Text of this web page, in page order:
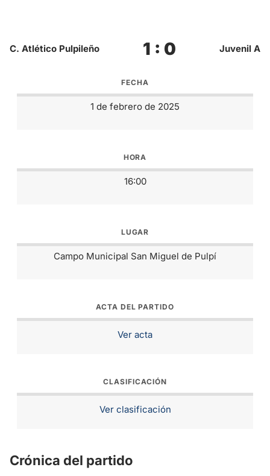
C. Atlético Pulpileño 1 : 0 Juvenil A
FECHA
1 de febrero de 2025
HORA
16:00
LUGAR
Campo Municipal San Miguel de Pulpí
ACTA DEL PARTIDO
Ver acta
CLASIFICACIÓN
Ver clasificación
Crónica del partido